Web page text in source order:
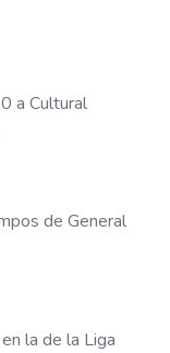
a Cultural
de General
la de la Liga